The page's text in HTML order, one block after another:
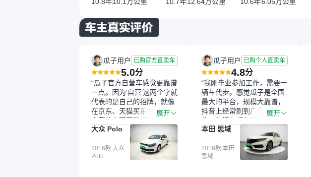
瓜子用户 已购官方直卖车
5.0分
“瓜子官方自营车感觉更靠谱
一点。因为‘自营’这两个字就
代表的是自己的招牌，就像
在京东、天猫买东西一样，
自营的东西可能都要好一
点。就是这种刻板印象吧。
一开始买二手车的时候，我
确实有担心过事故车、泡水
车这些问题。瓜子的检测报
展开
大众 Polo
2016款 大众
Polo
瓜子用户 已购个人直卖车
4.8分
“我刚毕业参加工作，需要一
辆车代步。感觉瓜子是全国
最大的平台，规模大靠谱，
抖音上经常刷到广告，挺火
的。每辆车都有检测报告，
这个让我很放心。去外面买
车全凭卖家一张嘴，不敢
买。我买了本田思域，白
色，过户次数少，公里数符
展开
本田 思域
2016款 本田
思域